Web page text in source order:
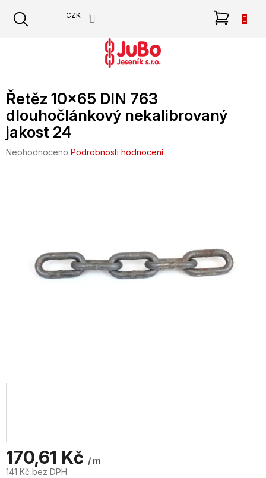
obsah
CZK
Řetěz 10x65 DIN 763
dlouhočlánkový nekalibrovaný
jakost 24
Průměrné
Neohodnoceno Podrobnosti hodnocení
170,61 Kč / m
141 Kč bez DPH